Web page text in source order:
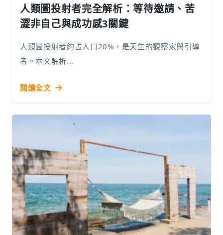
人類圖投射者完全解析：等待邀請、苦
澀非自己與成功感3關鍵
人類圖投射者約占人口20%，是天生的觀察家與引導
者。本文解析...
閱讀全文